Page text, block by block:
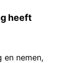
heeft
en nemen,